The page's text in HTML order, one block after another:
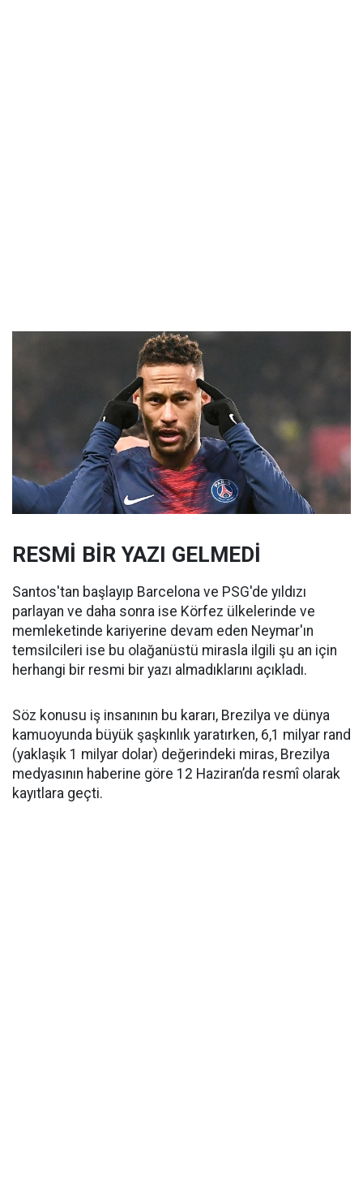
RESMİ BİR YAZI GELMEDİ
Santos'tan başlayıp Barcelona ve PSG'de yıldızı
parlayan ve daha sonra ise Körfez ülkelerinde ve
memleketinde kariyerine devam eden Neymar'ın
temsilcileri ise bu olağanüstü mirasla ilgili şu an için
herhangi bir resmi bir yazı almadıklarını açıkladı.
Söz konusu iş insanının bu kararı, Brezilya ve dünya
kamuoyunda büyük şaşkınlık yaratırken, 6,1 milyar rand
(yaklaşık 1 milyar dolar) değerindeki miras, Brezilya
medyasının haberine göre 12 Haziran’da resmî olarak
kayıtlara geçti.